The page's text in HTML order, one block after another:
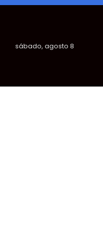
sábado, agosto 8